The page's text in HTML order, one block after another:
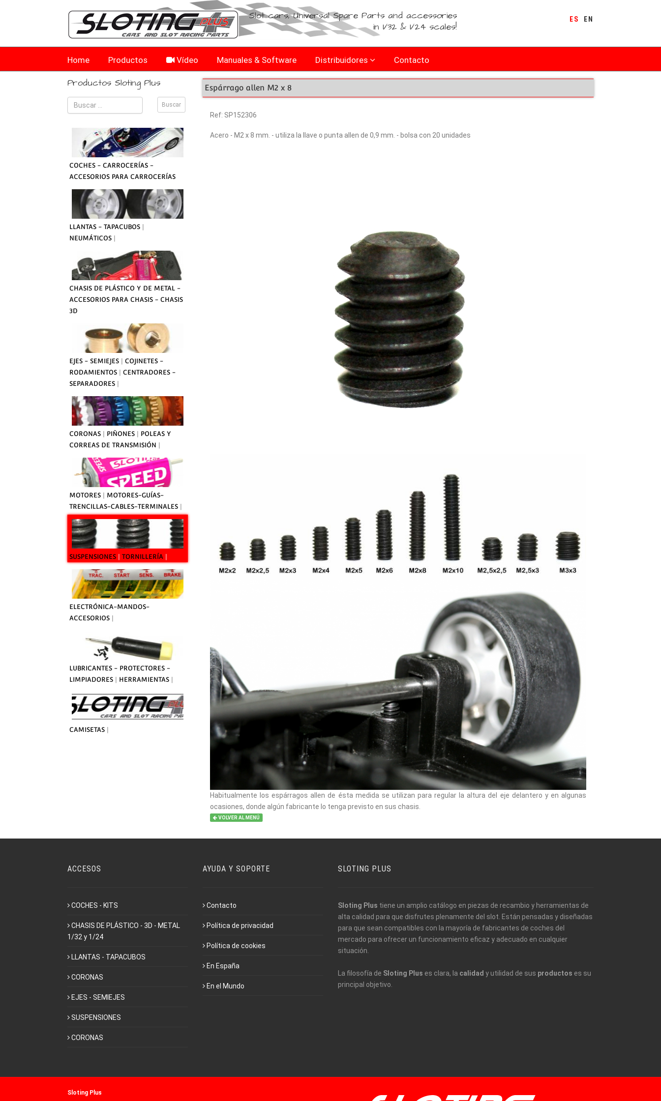
Slot cars, Universal Spare Parts and accessories
in 1/32 & 1/24 scales!
ES EN
Home Productos Vídeo Manuales & Software Distribuidores Contacto
Productos Sloting Plus
COCHES - CARROCERÍAS -
ACCESORIOS PARA CARROCERÍAS
LLANTAS - TAPACUBOS
NEUMÁTICOS
CHASIS DE PLÁSTICO Y DE METAL -
ACCESORIOS PARA CHASIS - CHASIS
3D
EJES - SEMIEJES
COJINETES -
RODAMIENTOS
CENTRADORES -
SEPARADORES
CORONAS PIÑONES
POLEAS Y
CORREAS DE TRANSMISIÓN
MOTORES
MOTORES-GUÍAS-
TRENCILLAS-CABLES-TERMINALES
SUSPENSIONES TORNILLERÍA
ELECTRÓNICA-MANDOS-
ACCESORIOS
LUBRICANTES - PROTECTORES -
LIMPIADORES
HERRAMIENTAS
CAMISETAS
Espárrago allen M2 x 8
Ref: SP152306
Acero - M2 x 8 mm. - utiliza la llave o punta allen de 0,9 mm. - bolsa con 20 unidades
Habitualmente los espárragos allen de ésta medida se utilizan para regular la altura del eje delantero y en algunas
ocasiones, donde algún fabricante lo tenga previsto en sus chasis.
VOLVER AL MENÚ
ACCESOS
COCHES - KITS
CHASIS DE PLÁSTICO - 3D - METAL
1/32 y 1/24
LLANTAS - TAPACUBOS
CORONAS
EJES - SEMIEJES
SUSPENSIONES
CORONAS
AYUDA Y SOPORTE
Contacto
Política de privacidad
Política de cookies
En España
En el Mundo
SLOTING PLUS
Sloting Plus tiene un amplio catálogo en piezas de recambio y herramientas de
alta calidad para que disfrutes plenamente del slot. Están pensadas y diseñadas
para que sean compatibles con la mayoría de fabricantes de coches del
mercado para ofrecer un funcionamiento eficaz y adecuado en cualquier
situación.
La filosofía de Sloting Plus es clara, la calidad y utilidad de sus productos es su
principal objetivo.
Sloting Plus